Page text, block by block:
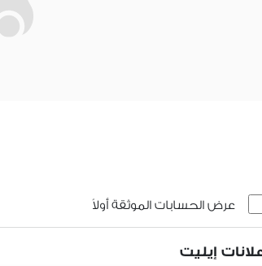
عرض الحسابات الموثقة أولاً
إيليت